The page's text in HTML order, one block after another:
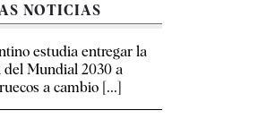
NOTICIAS
estudia entregar la
del Mundial 2030 a
a cambio [...]